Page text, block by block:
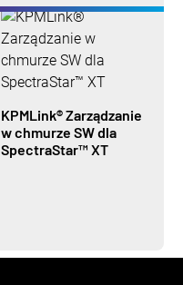
KPMLink® Zarządzanie
w chmurze SW dla
SpectraStar™ XT